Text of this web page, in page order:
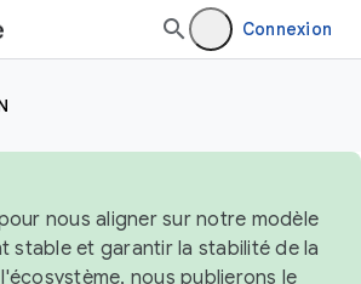
Connexion
nous aligner sur notre modèle
stable et garantir la stabilité de la
nous publierons le